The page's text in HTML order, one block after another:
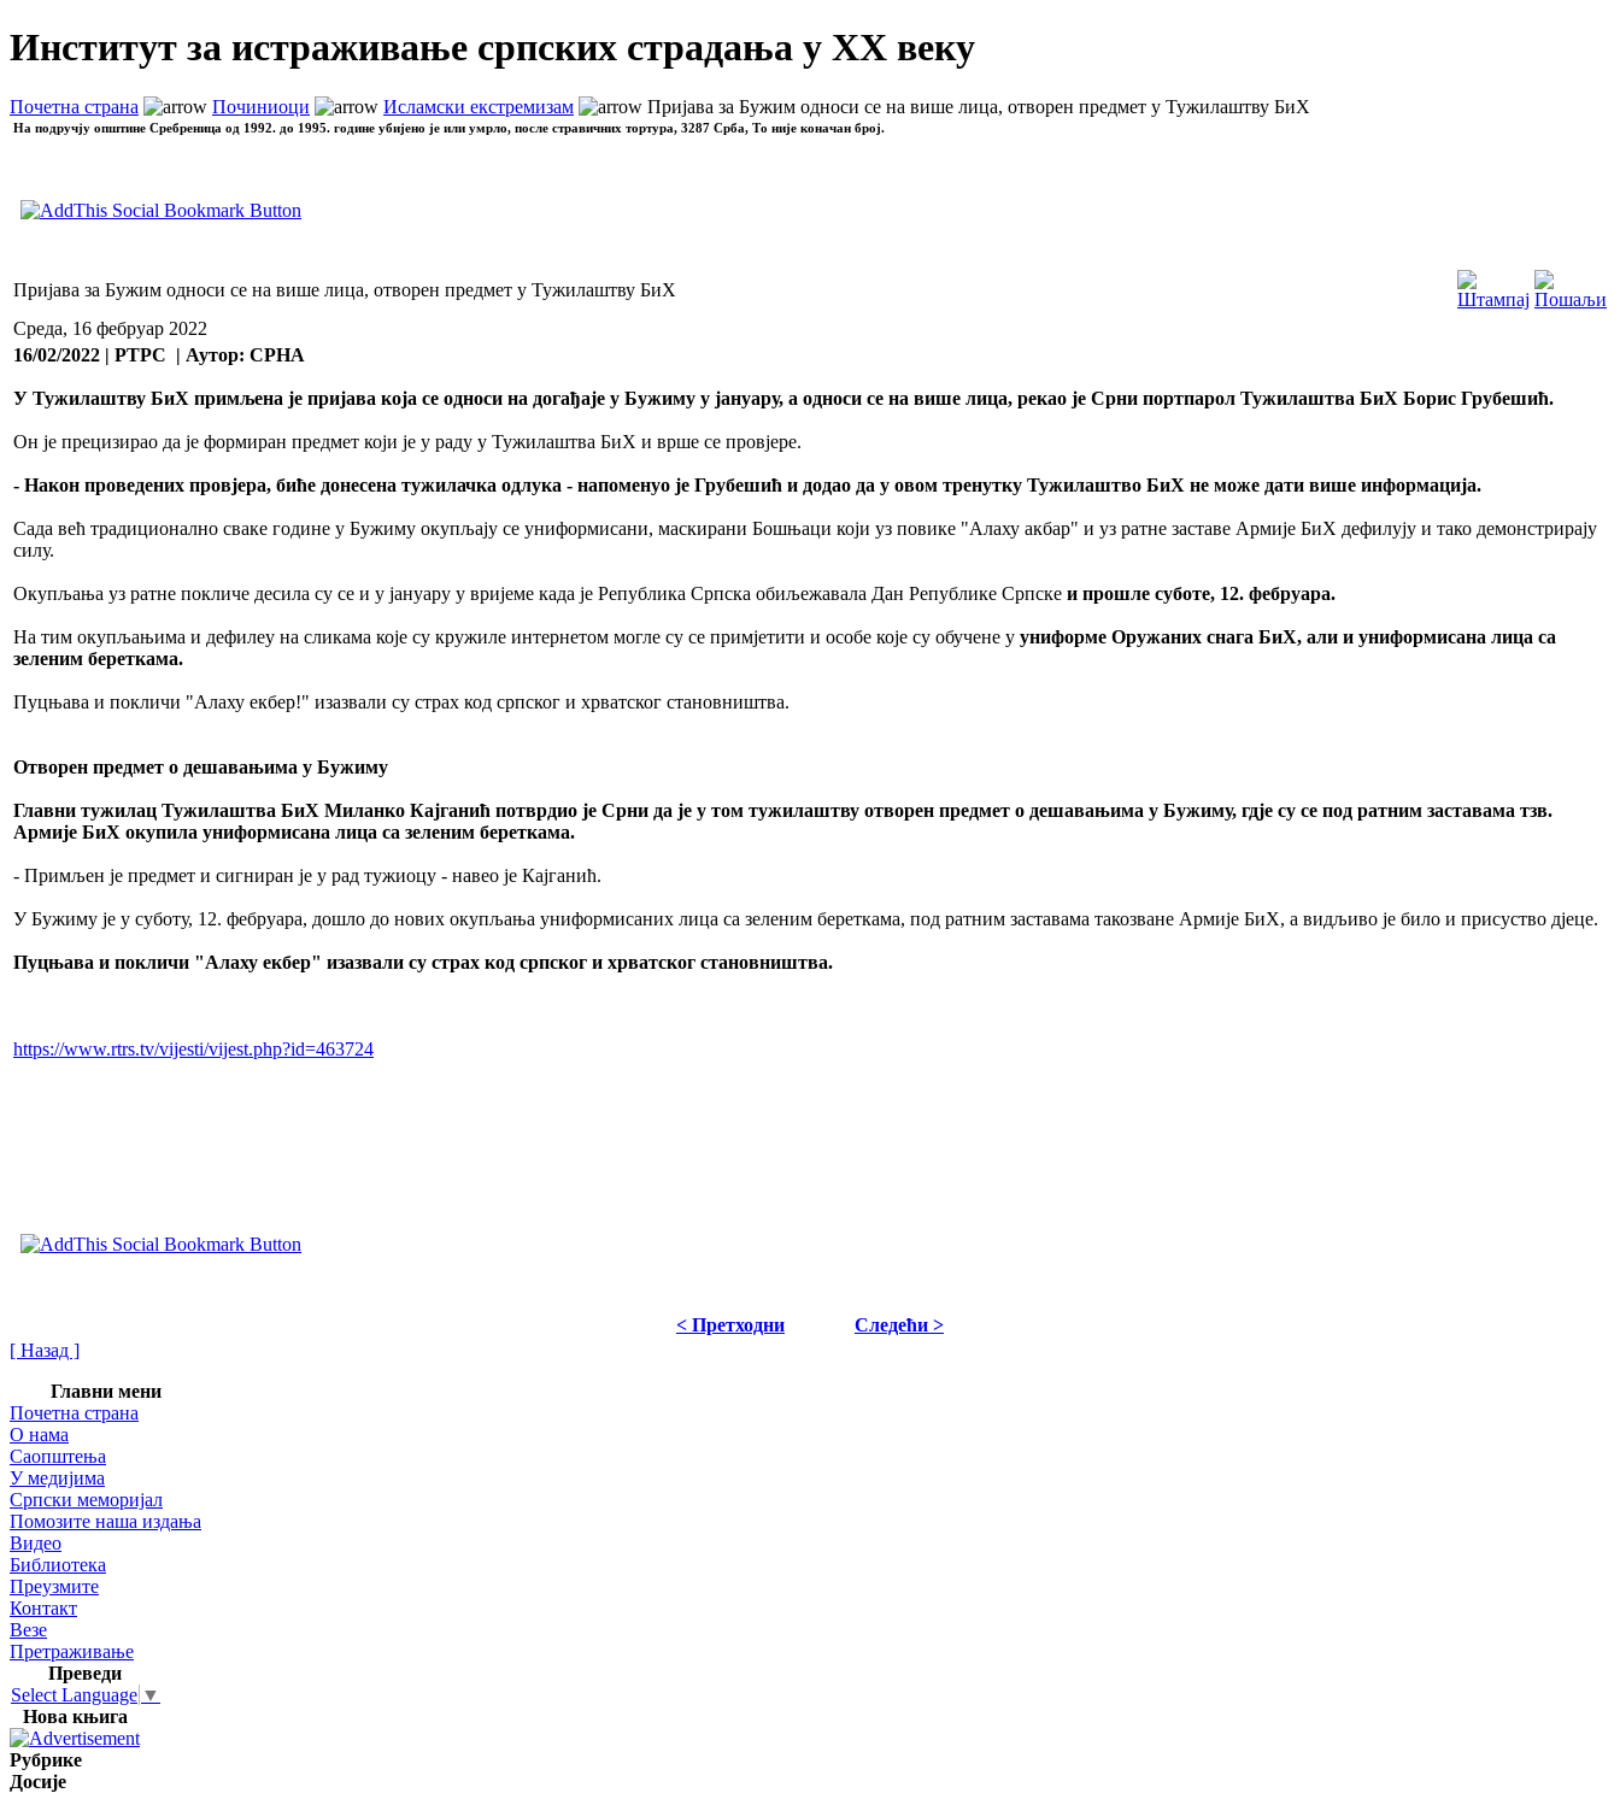
Институт за истраживање српских страдања у XX веку
Почетна страна Починиоци Исламски екстремизам Пријава за Бужим односи се на више лица, отворен предмет у Тужилаштву БиХ
На подручју општине Сребреница од 1992. до 1995. године убијено је или умрло, после стравичних тортура, 3287 Срба, То није коначан број.
Пријава за Бужим односи се на више лица, отворен предмет у Тужилаштву БиХ
Среда, 16 фебруар 2022
16/02/2022 | РТРС | Аутор: СРНА
У Тужилаштву БиХ примљена је пријава која се односи на догађаје у Бужиму у јануару, а односи се на више лица, рекао је Срни портпарол Тужилаштва БиХ Борис Грубешић.
Он је прецизирао да је формиран предмет који је у раду у Тужилаштва БиХ и врше се провјере.
- Након проведених провјера, биће донесена тужилачка одлука - напоменуо је Грубешић и додао да у овом тренутку Тужилаштво БиХ не може дати више информација.
Сада већ традиционално сваке године у Бужиму окупљају се униформисани, маскирани Бошњаци који уз повике "Алаху акбар" и уз ратне заставе Армије БиХ дефилују и тако демонстрирају
силу.
Окупљања уз ратне покличе десила су се и у јануару у вријеме када је Република Српска обиљежавала Дан Републике Српске и прошле суботе, 12. фебруара.
На тим окупљањима и дефилеу на сликама које су кружиле интернетом могле су се примјетити и особе које су обучене у униформе Оружаних снага БиХ, али и униформисана лица са
зеленим береткама.
Пуцњава и покличи "Алаху екбер!" изазвали су страх код српског и хрватског становништва.
Отворен предмет о дешавањима у Бужиму
Главни тужилац Тужилаштва БиХ Миланко Кајганић потврдио је Срни да је у том тужилаштву отворен предмет о дешавањима у Бужиму, гдје су се под ратним заставама тзв.
Армије БиХ окупила униформисана лица са зеленим береткама.
- Примљен је предмет и сигниран је у рад тужиоцу - навео је Кајганић.
У Бужиму је у суботу, 12. фебруара, дошло до нових окупљања униформисаних лица са зеленим береткама, под ратним заставама такозване Армије БиХ, а видљиво је било и присуство дјеце.
Пуцњава и покличи "Алаху екбер" изазвали су страх код српског и хрватског становништва.
https://www.rtrs.tv/vijesti/vijest.php?id=463724
< Претходни
Следећи >
[ Назад ]
Главни мени
Почетна страна
О нама
Саопштења
У медијима
Српски меморијал
Помозите наша издања
Видео
Библиотека
Преузмите
Контакт
Везе
Претраживање
Преведи
Select Language ▼
Нова књига
Рубрике
Досије